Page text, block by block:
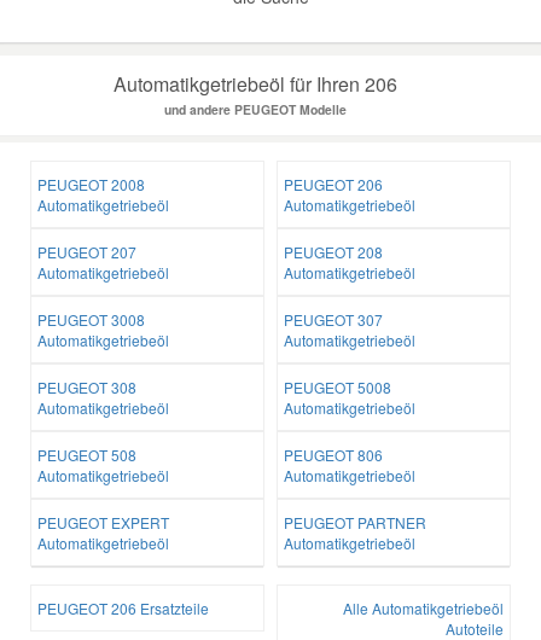
Automatikgetriebeöl für Ihren 206
und andere PEUGEOT Modelle
PEUGEOT 2008
Automatikgetriebeöl
PEUGEOT 206
Automatikgetriebeöl
PEUGEOT 207
Automatikgetriebeöl
PEUGEOT 208
Automatikgetriebeöl
PEUGEOT 3008
Automatikgetriebeöl
PEUGEOT 307
Automatikgetriebeöl
PEUGEOT 308
Automatikgetriebeöl
PEUGEOT 5008
Automatikgetriebeöl
PEUGEOT 508
Automatikgetriebeöl
PEUGEOT 806
Automatikgetriebeöl
PEUGEOT EXPERT
Automatikgetriebeöl
PEUGEOT PARTNER
Automatikgetriebeöl
PEUGEOT 206 Ersatzteile
Alle Automatikgetriebeöl
Autoteile